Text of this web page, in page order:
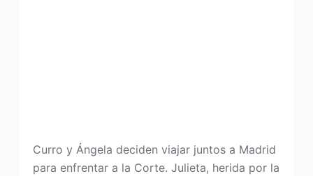
Curro y Ángela deciden viajar juntos a Madrid
para enfrentar a la Corte. Julieta, herida por la